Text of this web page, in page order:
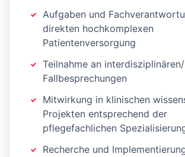
Aufgaben und
direkten hochkomplexen
Patientenversorgung
Teilnahme an
Fallbesprechungen
Mitwirkung in klinischen
Projekten entsprechend der
pflegefachlichen
Recherche und